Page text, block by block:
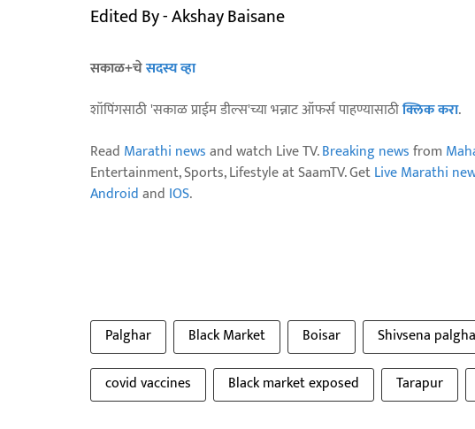
Edited By - Akshay Baisane
सकाळ+चेसदस्य व्हा
शॉपिंगसाठी 'सकाळ प्राईम डील्स'च्या भन्नाट ऑफर्स पाहण्यासाठीक्लिक करा.
Read Marathi newsand watch Live TV.Breaking newsfrom
Entertainment, Sports, Lifestyle at SaamTV. GetLive Marathi
Androidand IOS.
Palghar Black Market Boisar Shivsena
covid vaccines
Black market exposed Tarapur